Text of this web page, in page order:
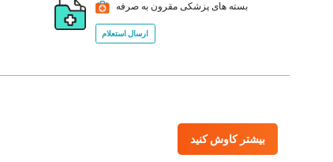
بسته های پزشکی مقرون به صرفه
ارسال استعلام
بیشتر کاوش کنید